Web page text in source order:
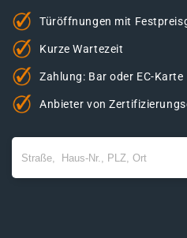
Türöffnungen mit
Kurze Wartezeit
Zahlung: Bar oder EC-Karte
Anbieter von